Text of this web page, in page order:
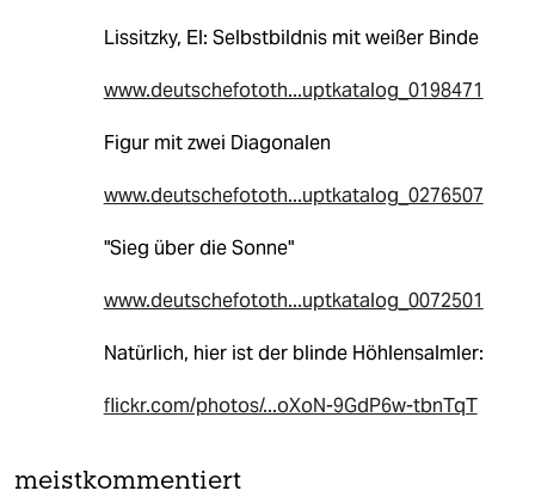
Lissitzky, El: Selbstbildnis mit weißer Binde
www.deutschefototh...uptkatalog_0198471
Figur mit zwei Diagonalen
www.deutschefototh...uptkatalog_0276507
"Sieg über die Sonne"
www.deutschefototh...uptkatalog_0072501
Natürlich, hier ist der blinde Höhlensalmler:
flickr.com/photos/...oXoN-9GdP6w-tbnTqT
meistkommentiert